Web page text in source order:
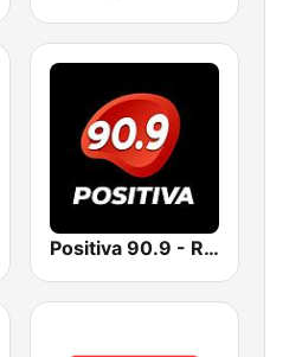
Positiva 90.9 - Radio Mitre Corrientes